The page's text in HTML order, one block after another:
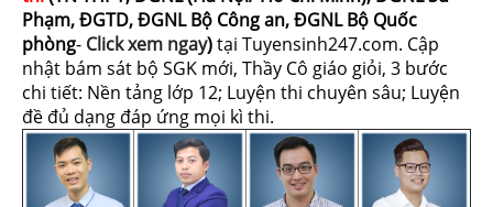
Phạm, ĐGTD, ĐGNL Bộ Công an, ĐGNL Bộ Quốc
phòng- Click xem ngay)tại Tuyensinh247.com. Cập
nhật bám sát bộ SGK mới, Thầy Cô giáo giỏi, 3 bước
chi tiết: Nền tảng lớp 12; Luyện thi chuyên sâu; Luyện
đề đủ dạng đáp ứng mọi kì thi.